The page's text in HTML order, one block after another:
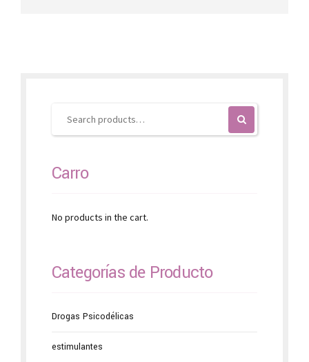
Carro
No products in the cart.
Categorías de Producto
Drogas Psicodélicas
estimulantes